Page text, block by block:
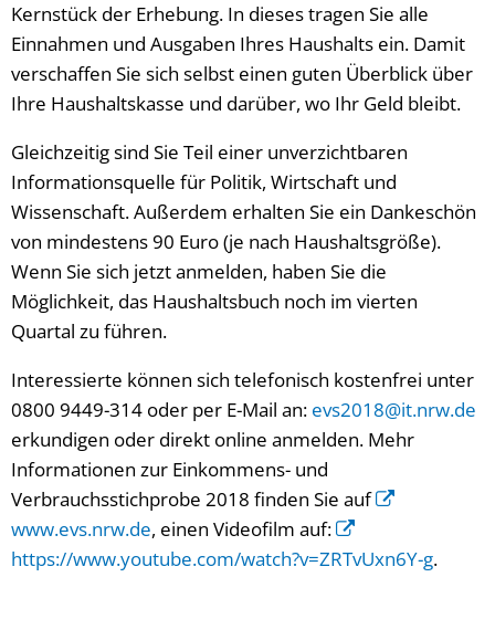
Kernstück der Erhebung. In dieses tragen Sie alle
Einnahmen und Ausgaben Ihres Haushalts ein. Damit
verschaffen Sie sich selbst einen guten Überblick über
Ihre Haushaltskasse und darüber, wo Ihr Geld bleibt.
Gleichzeitig sind Sie Teil einer unverzichtbaren
Informationsquelle für Politik, Wirtschaft und
Wissenschaft. Außerdem erhalten Sie ein Dankeschön
von mindestens 90 Euro (je nach Haushaltsgröße).
Wenn Sie sich jetzt anmelden, haben Sie die
Möglichkeit, das Haushaltsbuch noch im vierten
Quartal zu führen.
Interessierte können sich telefonisch kostenfrei unter
0800 9449-314 oder per E-Mail an: evs2018@it.nrw.de
erkundigen oder direkt online anmelden. Mehr
Informationen zur Einkommens- und
Verbrauchsstichprobe 2018 finden Sie auf
www.evs.nrw.de, einen Videofilm auf:
https://www.youtube.com/watch?v=ZRTvUxn6Y-g.